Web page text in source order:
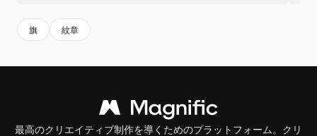
旗 紋章
最高のクリエイティブ制作を導くためのプラットフォーム。クリ